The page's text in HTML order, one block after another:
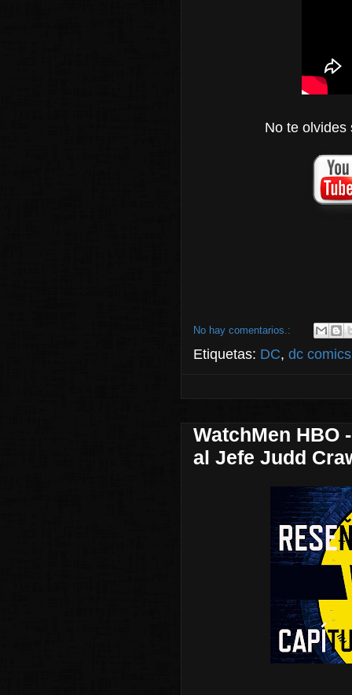
No te olvides
No hay comentarios.:
Etiquetas: DC, dc comics
WatchMen HBO
al Jefe Judd